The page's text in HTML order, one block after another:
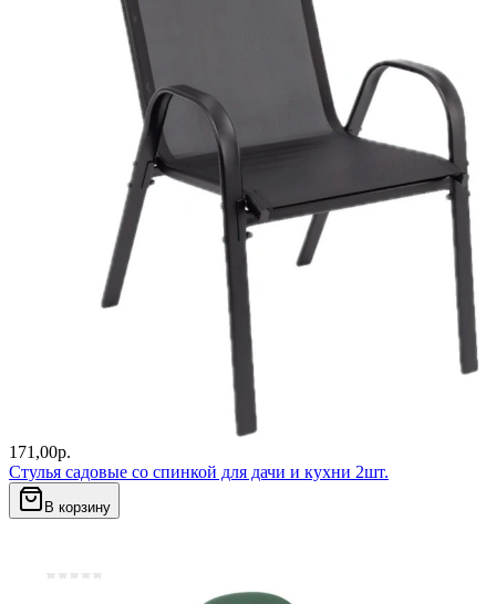
171,00р.
Стулья садовые со спинкой для дачи и кухни 2шт.
В корзину